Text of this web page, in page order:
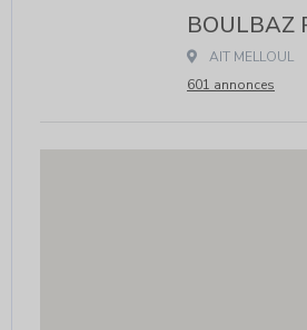
BOULBAZ
601 annonces